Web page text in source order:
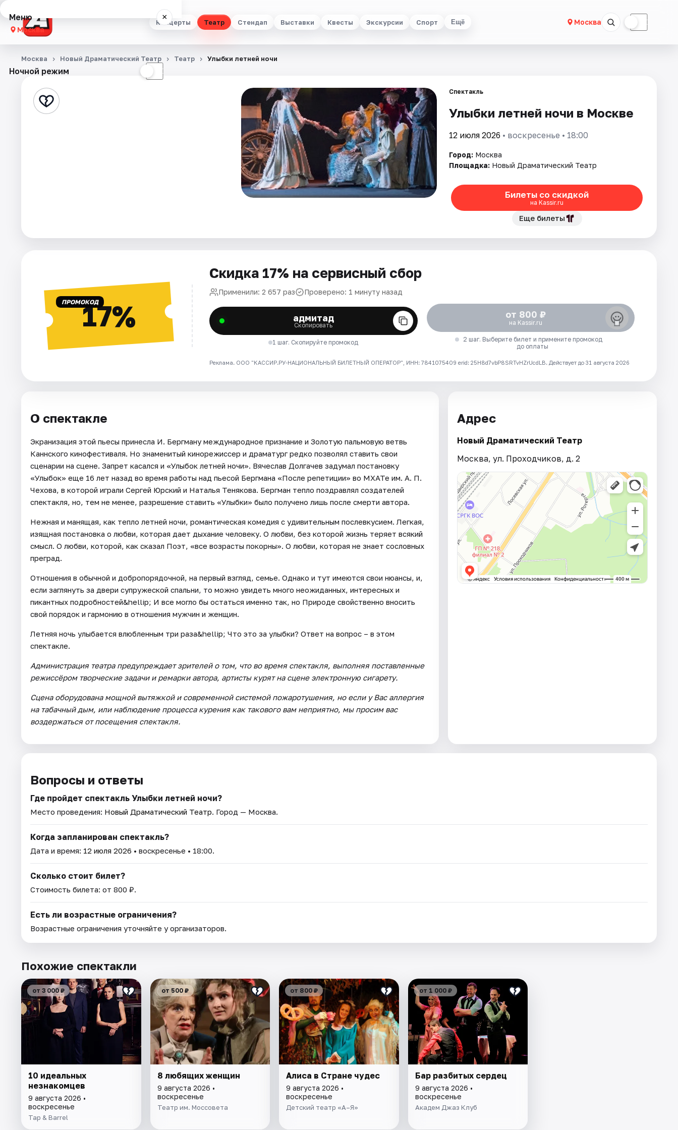
Концерты Театр Стендап Выставки Квесты Экскурсии Спорт Ещё Москва ☾
Меню ×
Москва
Концерты
Стендап
Артисты
Рейтинги
Ночной режим ☾
Москва Новый Драматический Театр Театр Улыбки летней ночи
Спектакль
Улыбки летней ночи в Москве
12 июля 2026 • воскресенье • 18:00
Город: Москва
Площадка: Новый Драматический Театр
Билеты со скидкой
на Kassir.ru
Еще билеты
ПРОМОКОД17%
Скидка 17% на сервисный сбор
Применили: 2 657 раз Проверено: 1 минуту назад
адмитад
Скопировать
1 шаг. Скопируйте промокод
от 800 ₽
на Kassir.ru
2 шаг. Выберите билет и примените промокод
до оплаты
Реклама. ООО "КАССИР.РУ-НАЦИОНАЛЬНЫЙ БИЛЕТНЫЙ ОПЕРАТОР", ИНН: 7841075409 erid: 25H8d7vbP8SRTvHZrUcdLB. Действует до 31 августа 2026
О спектакле
Экранизация этой пьесы принесла И. Бергману международное признание и Золотую пальмовую ветвь
Каннского кинофестиваля. Но знаменитый кинорежиссер и драматург редко позволял ставить свои
сценарии на сцене. Запрет касался и «Улыбок летней ночи». Вячеслав Долгачев задумал постановку
«Улыбок» еще 16 лет назад во время работы над пьесой Бергмана «После репетиции» во МХАТе им. А. П.
Чехова, в которой играли Сергей Юрский и Наталья Тенякова. Бергман тепло поздравлял создателей
спектакля, но, тем не менее, разрешение ставить «Улыбки» было получено лишь после смерти автора.
Нежная и манящая, как тепло летней ночи, романтическая комедия с удивительным послевкусием. Легкая,
изящная постановка о любви, которая дает дыхание человеку. О любви, без которой жизнь теряет всякий
смысл. О любви, которой, как сказал Поэт, «все возрасты покорны». О любви, которая не знает сословных
преград.
Отношения в обычной и добропорядочной, на первый взгляд, семье. Однако и тут имеются свои нюансы, и,
если заглянуть за двери супружеской спальни, то можно увидеть много неожиданных, интересных и
пикантных подробностей&hellip; И все могло бы остаться именно так, но Природе свойственно вносить
свой порядок и гармонию в отношения мужчин и женщин.
Летняя ночь улыбается влюбленным три раза&hellip; Что это за улыбки? Ответ на вопрос – в этом
спектакле.
Администрация театра предупреждает зрителей о том, что во время спектакля, выполняя поставленные
режиссёром творческие задачи и ремарки автора, артисты курят на сцене электронную сигарету.
Сцена оборудована мощной вытяжкой и современной системой пожаротушения, но если у Вас аллергия
на табачный дым, или наблюдение процесса курения как такового вам неприятно, мы просим вас
воздержаться от посещения спектакля.
Адрес
Новый Драматический Театр
Москва, ул. Проходчиков, д. 2
Вопросы и ответы
Где пройдет спектакль Улыбки летней ночи?
Место проведения: Новый Драматический Театр. Город — Москва.
Когда запланирован спектакль?
Дата и время: 12 июля 2026 • воскресенье • 18:00.
Сколько стоит билет?
Стоимость билета: от 800 ₽.
Есть ли возрастные ограничения?
Возрастные ограничения уточняйте у организаторов.
Похожие спектакли
от 3 000 ₽
10 идеальных
незнакомцев
9 августа 2026 •
воскресенье
Tap & Barrel
от 500 ₽
8 любящих женщин
9 августа 2026 •
воскресенье
Театр им. Моссовета
от 800 ₽
Алиса в Стране чудес
9 августа 2026 •
воскресенье
Детский театр «А–Я»
от 1 000 ₽
Бар разбитых сердец
9 августа 2026 •
воскресенье
Академ Джаз Клуб